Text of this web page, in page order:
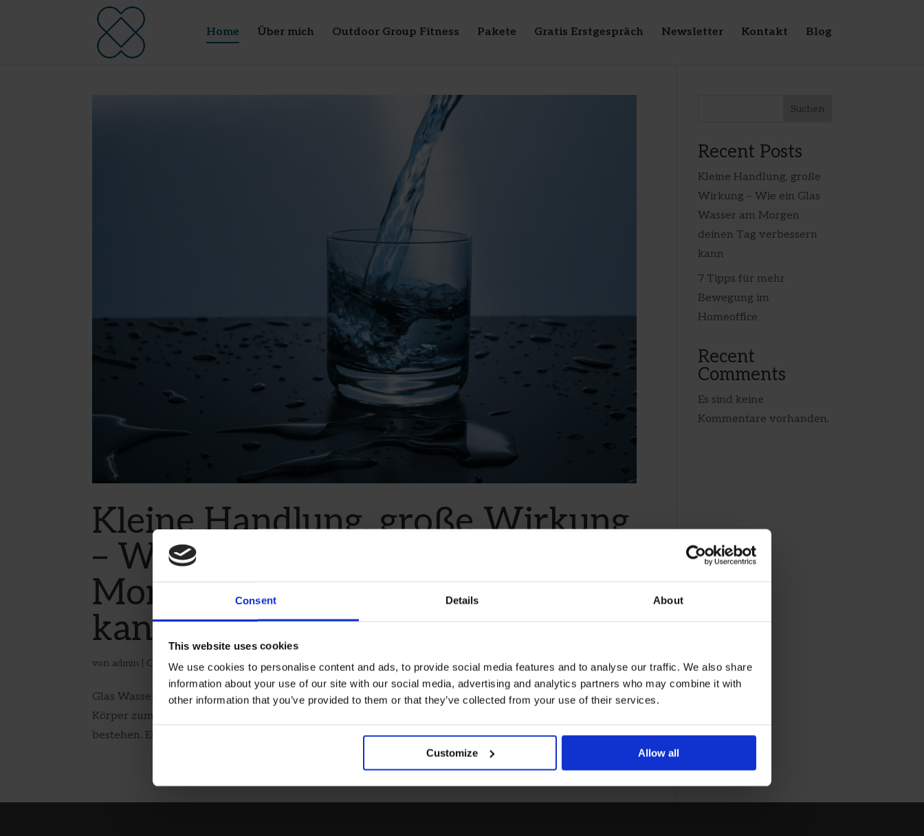
Consent Details About
This website uses cookies
We use cookies to personalise content and ads, to provide social media features and to analyse our traffic. We also share
information about your use of our site with our social media, advertising and analytics partners who may combine it with
other information that you’ve provided to them or that they’ve collected from your use of their services.
Customize Allow all
Home Über mich Outdoor Group Fitness Pakete Gratis Erstgespräch Newsletter Kontakt Blog
Kleine Handlung, große Wirkung
– Wie ein Glas Wasser am
Morgen deinen Tag verbessern
kann
von admin Okt. 28, 2022|Gesünder Leben
Glas Wasser am Morgen: Kleine Handlung – große Wirkung – Teil 1 | Es ist allseits bekannt, dass unser
Körper zum Funktionieren genug Wasser braucht. Und auch, dass wir zum Großteil aus Wasser
bestehen. Es gibt sogar die Redewendung „Die Zelle muss...
Suchen
Recent Posts
Kleine Handlung, große
Wirkung – Wie ein Glas
Wasser am Morgen
deinen Tag verbessern
kann
7 Tipps für mehr
Bewegung im
Homeoffice
Recent
Comments
Es sind keine
Kommentare vorhanden.